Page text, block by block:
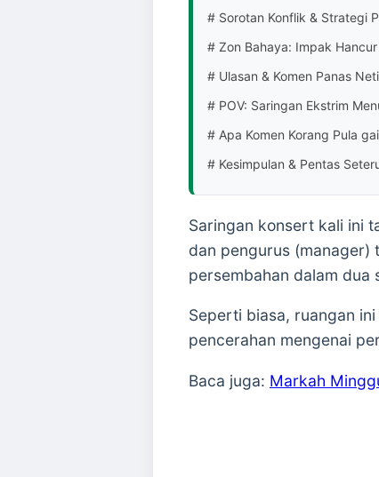
# Sorotan Konflik & Strategi
# Zon Bahaya: Impak
# Ulasan & Komen Panas
# POV: Saringan Ekstrim
# Apa Komen Korang Pula
# Kesimpulan & Pentas
Saringan konsert kali ini
dan pengurus
persembahan dalam dua
Seperti biasa, ruangan
pencerahan mengenai
Baca juga: Markah